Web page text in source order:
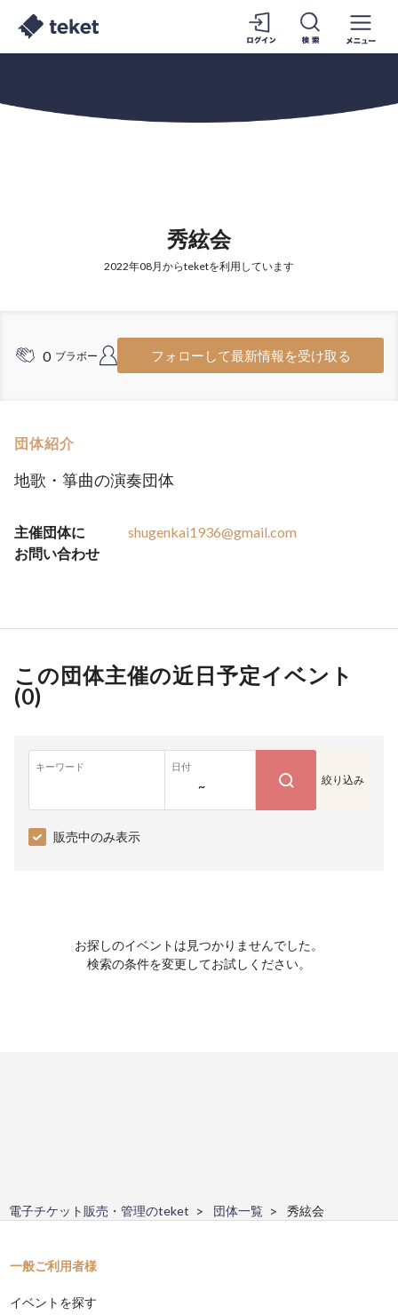
秀絃会
2022年08月からteketを利用しています
0 ブラボー フォロワー
フォローして最新情報を受け取る
団体紹介
地歌・箏曲の演奏団体
主催団体に
お問い合わせ
shugenkai1936@gmail.com
この団体主催の近日予定イベント
(0)
キーワード 日付
~ 絞り込み
販売中のみ表示
お探しのイベントは見つかりませんでした。
検索の条件を変更してお試しください。
電子チケット販売・管理のteket 団体一覧 秀絃会
一般ご利用者様
イベントを探す